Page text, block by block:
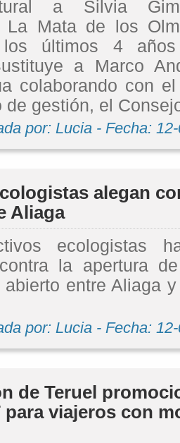
a Silvia
La Mata de los
los últimos 4
a Marco
colaborando con
de gestión, el
por: Lucia - Fecha:
alegan
Aliaga
ecologistas
la apertura
entre Aliaga
por: Lucia - Fecha:
de Teruel
viajeros con